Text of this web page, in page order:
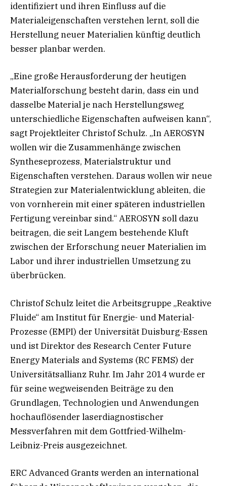
identifiziert und ihren Einfluss auf die
Materialeigenschaften verstehen lernt, soll die
Herstellung neuer Materialien künftig deutlich
besser planbar werden.
„Eine große Herausforderung der heutigen
Materialforschung besteht darin, dass ein und
dasselbe Material je nach Herstellungsweg
unterschiedliche Eigenschaften aufweisen kann“,
sagt Projektleiter Christof Schulz. „In AEROSYN
wollen wir die Zusammenhänge zwischen
Syntheseprozess, Materialstruktur und
Eigenschaften verstehen. Daraus wollen wir neue
Strategien zur Materialentwicklung ableiten, die
von vornherein mit einer späteren industriellen
Fertigung vereinbar sind.“ AEROSYN soll dazu
beitragen, die seit Langem bestehende Kluft
zwischen der Erforschung neuer Materialien im
Labor und ihrer industriellen Umsetzung zu
überbrücken.
Christof Schulz leitet die Arbeitsgruppe „Reaktive
Fluide“ am Institut für Energie- und Material-
Prozesse (EMPI) der Universität Duisburg-Essen
und ist Direktor des Research Center Future
Energy Materials and Systems (RC FEMS) der
Universitätsallianz Ruhr. Im Jahr 2014 wurde er
für seine wegweisenden Beiträge zu den
Grundlagen, Technologien und Anwendungen
hochauflösender laserdiagnostischer
Messverfahren mit dem Gottfried-Wilhelm-
Leibniz-Preis ausgezeichnet.
ERC Advanced Grants werden an international